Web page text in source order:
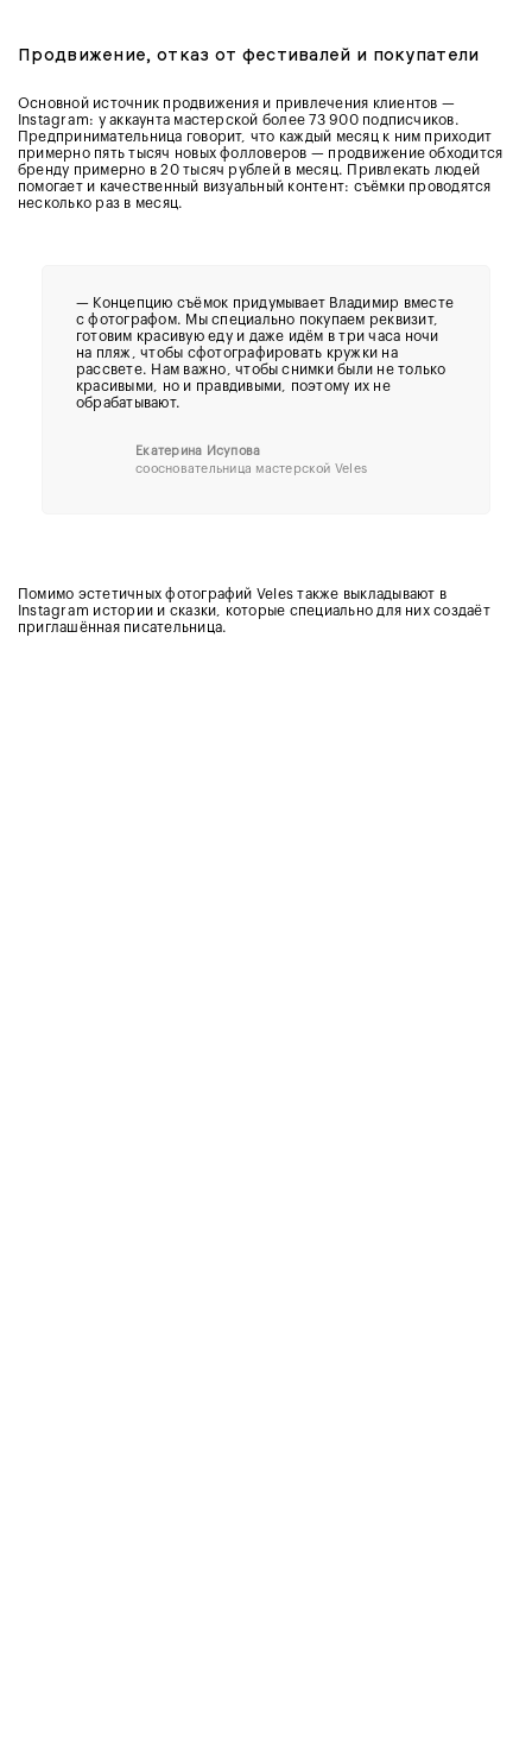
Продвижение, отказ от фестивалей и покупатели
Основной источник продвижения и привлечения клиентов —
Instagram: у аккаунта мастерской более 73 900 подписчиков.
Предпринимательница говорит, что каждый месяц к ним приходит
примерно пять тысяч новых фолловеров — продвижение обходится
бренду примерно в 20 тысяч рублей в месяц. Привлекать людей
помогает и качественный визуальный контент: съёмки проводятся
несколько раз в месяц.
— Концепцию съёмок придумывает Владимир вместе
с фотографом. Мы специально покупаем реквизит,
готовим красивую еду и даже идём в три часа ночи
на пляж, чтобы сфотографировать кружки на
рассвете. Нам важно, чтобы снимки были не только
красивыми, но и правдивыми, поэтому их не
обрабатывают.
Екатерина Исупова
соосновательница мастерской Veles
Помимо эстетичных фотографий Veles также выкладывают в
Instagram истории и сказки, которые специально для них создаёт
приглашённая писательница.